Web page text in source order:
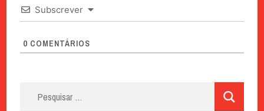
Subscrever
0 COMENTÁRIOS